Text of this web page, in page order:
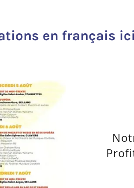
en français